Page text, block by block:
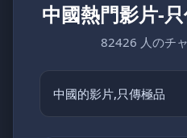
中國熱門影片-
82426 人のチ
中國的影片,只傳極品